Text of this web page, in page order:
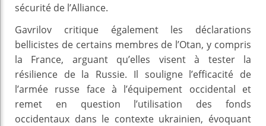
sécurité de l’Alliance.
Gavrilov critique également les déclarations
bellicistes de certains membres de l’Otan, y compris
la France, arguant qu’elles visent à tester la
résilience de la Russie. Il souligne l’efficacité de
l’armée russe face à l’équipement occidental et
remet en question l’utilisation des fonds
occidentaux dans le contexte ukrainien, évoquant